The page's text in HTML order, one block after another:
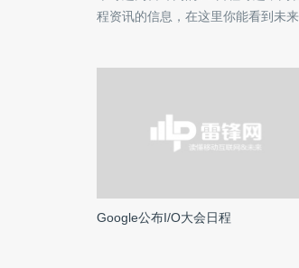
程资讯的信息，在这里你能看到未来
Google公布I/O大会日程